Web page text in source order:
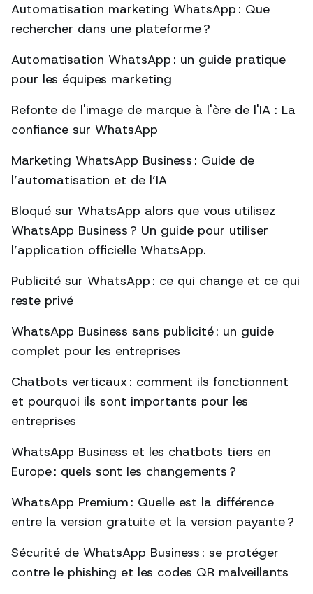
Automatisation marketing WhatsApp : Que
rechercher dans une plateforme ?
Automatisation WhatsApp : un guide pratique
pour les équipes marketing
Refonte de l'image de marque à l'ère de l'IA : La
confiance sur WhatsApp
Marketing WhatsApp Business : Guide de
l’automatisation et de l’IA
Bloqué sur WhatsApp alors que vous utilisez
WhatsApp Business ? Un guide pour utiliser
l’application officielle WhatsApp.
Publicité sur WhatsApp : ce qui change et ce qui
reste privé
WhatsApp Business sans publicité : un guide
complet pour les entreprises
Chatbots verticaux : comment ils fonctionnent
et pourquoi ils sont importants pour les
entreprises
WhatsApp Business et les chatbots tiers en
Europe : quels sont les changements ?
WhatsApp Premium : Quelle est la différence
entre la version gratuite et la version payante ?
Sécurité de WhatsApp Business : se protéger
contre le phishing et les codes QR malveillants